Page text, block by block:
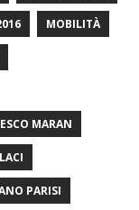
MOBILITÀ
MARAN
PARISI